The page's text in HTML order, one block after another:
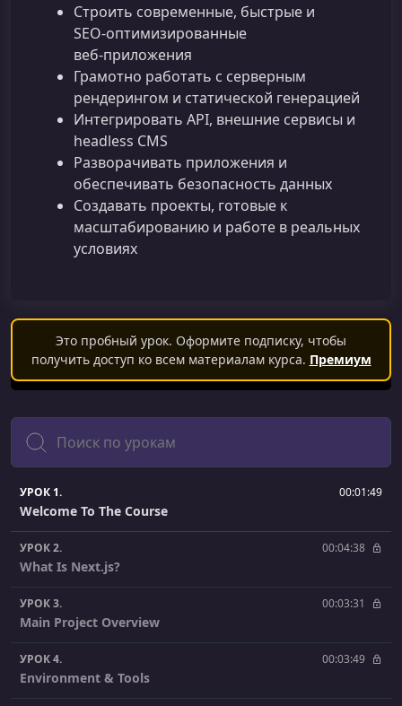
Строить современные, быстрые и
SEO‑оптимизированные
веб‑приложения
Грамотно работать с серверным
рендерингом и статической генерацией
Интегрировать API, внешние сервисы и
headless CMS
Разворачивать приложения и
обеспечивать безопасность данных
Создавать проекты, готовые к
масштабированию и работе в реальных
условиях
Это пробный урок. Оформите подписку, чтобы
получить доступ ко всем материалам курса. Премиум
Поиск
УРОК 1. 00:01:49
Welcome To The Course
УРОК 2. 00:04:38
What Is Next.js?
УРОК 3. 00:03:31
Main Project Overview
УРОК 4. 00:03:49
Environment & Tools